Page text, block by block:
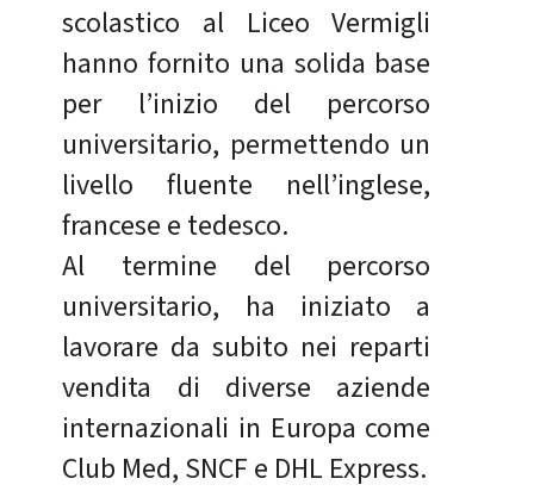
scolastico al Liceo Vermigli
hanno fornito una solida base
per l’inizio del percorso
universitario, permettendo un
livello fluente nell’inglese,
francese e tedesco.
Al termine del percorso
universitario, ha iniziato a
lavorare da subito nei reparti
vendita di diverse aziende
internazionali in Europa come
Club Med, SNCF e DHL Express.